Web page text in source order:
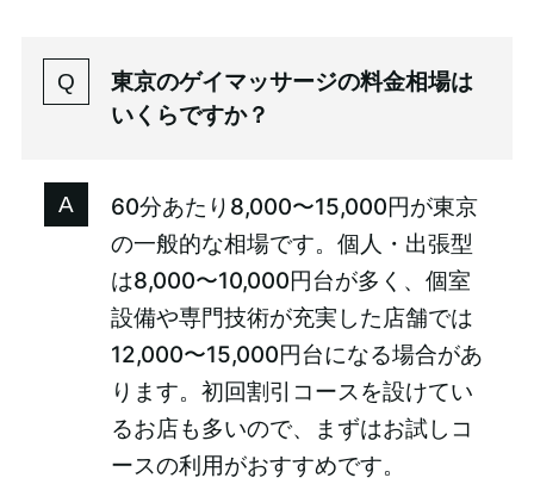
東京のゲイマッサージの料金相場は
いくらですか？
60分あたり8,000〜15,000円が東京
の一般的な相場です。個人・出張型
は8,000〜10,000円台が多く、個室
設備や専門技術が充実した店舗では
12,000〜15,000円台になる場合があ
ります。初回割引コースを設けてい
るお店も多いので、まずはお試しコ
ースの利用がおすすめです。